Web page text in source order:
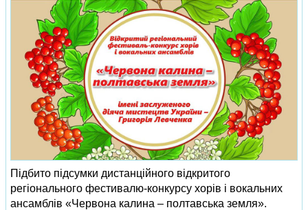
Підбито підсумки дистанційного відкритого
регіонального фестивалю-конкурсу хорів і вокальних
ансамблів «Червона калина – полтавська земля».